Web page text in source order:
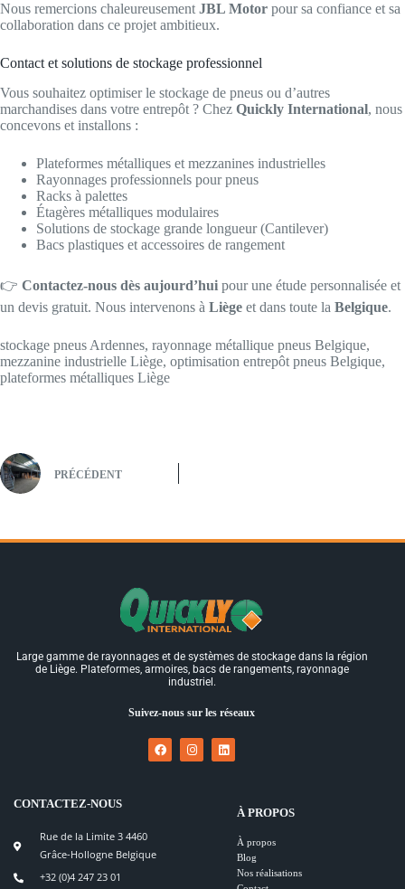
Nous remercions chaleureusement JBL Motor pour sa confiance et sa
collaboration dans ce projet ambitieux.
Contact et solutions de stockage professionnel
Vous souhaitez optimiser le stockage de pneus ou d’autres
marchandises dans votre entrepôt ? Chez Quickly International, nous
concevons et installons :
Plateformes métalliques et mezzanines industrielles
Rayonnages professionnels pour pneus
Racks à palettes
Étagères métalliques modulaires
Solutions de stockage grande longueur (Cantilever)
Bacs plastiques et accessoires de rangement
👉 Contactez-nous dès aujourd’hui pour une étude personnalisée et
un devis gratuit. Nous intervenons à Liège et dans toute la Belgique.
stockage pneus Ardennes, rayonnage métallique pneus Belgique,
mezzanine industrielle Liège, optimisation entrepôt pneus Belgique,
plateformes métalliques Liège
PRÉCÉDENT
Large gamme de rayonnages et de systèmes de stockage dans la région
de Liège. Plateformes, armoires, bacs de rangements, rayonnage
industriel.
Suivez-nous sur les réseaux
CONTACTEZ-NOUS
Rue de la Limite 3 4460
Grâce-Hollogne Belgique
+32 (0)4 247 23 01
À PROPOS
À propos
Blog
Nos réalisations